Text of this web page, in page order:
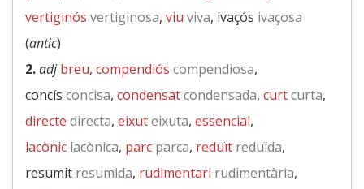
vertiginós vertiginosa, viu viva, ivaçós ivaçosa
(antic)
2.adj breu, compendiós compendiosa,
concís concisa, condensatcondensada, curtcurta,
directe directa, eixuteixuta, essencial,
lacònic lacònica, parc parca, reduït reduïda,
resumit resumida, rudimentari rudimentària,